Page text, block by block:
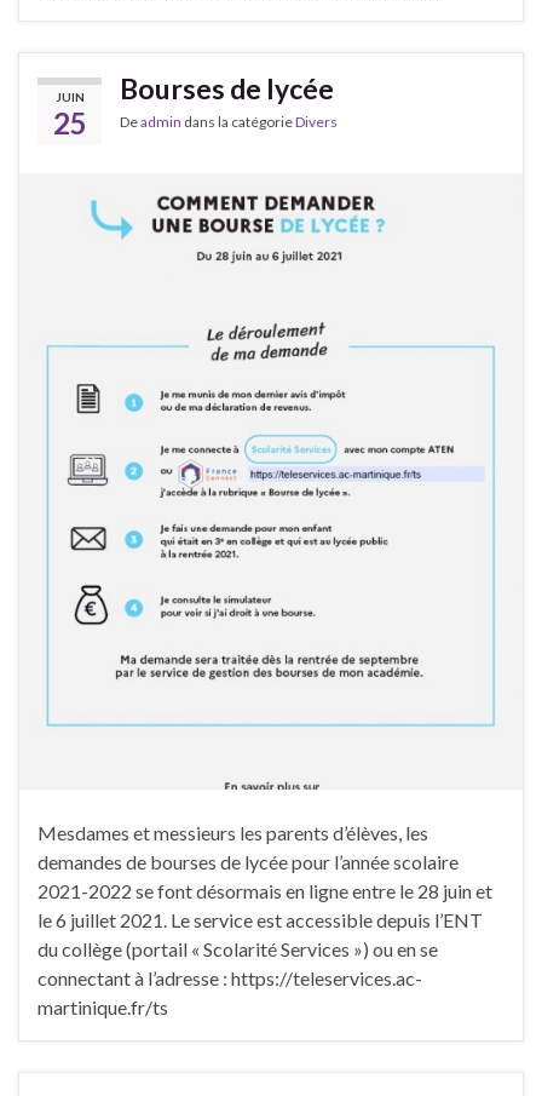
JUIN
25
Bourses de lycée
Deadmin dans la catégorieDivers
Mesdames et messieurs les parents d’élèves, les
demandes de bourses de lycée pour l’année scolaire
2021-2022 se font désormais en ligne entre le 28 juin et
le 6 juillet 2021. Le service est accessible depuis l’ENT
du collège (portail « Scolarité Services ») ou en se
connectant à l’adresse : https://teleservices.ac-
martinique.fr/ts